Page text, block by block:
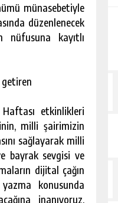
münasebetiyle
düzenlenecek
kayıtlı
getiren
etkinlikleri
milli şairimizin
sağlayarak milli
bayrak sevgisi ve
dijital çağın
konusunda
inanıyoruz.